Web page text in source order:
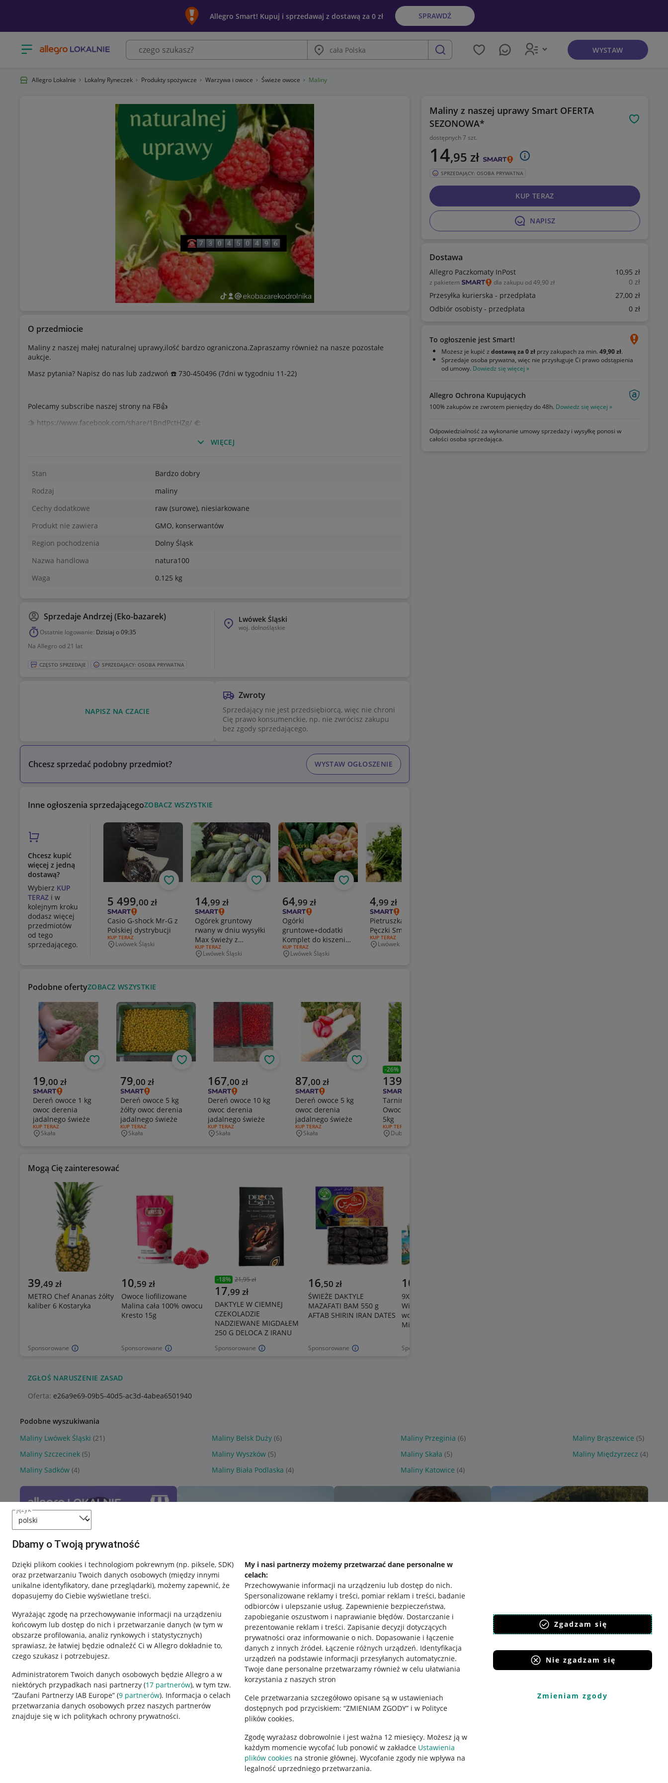
język
Dbamy o Twoją prywatność
Dzięki plikom cookies i technologiom pokrewnym (np. piksele, SDK)
oraz przetwarzaniu Twoich danych osobowych (między innymi
unikalne identyfikatory, dane przeglądarki), możemy zapewnić, że
dopasujemy do Ciebie wyświetlane treści.
Wyrażając zgodę na przechowywanie informacji na urządzeniu
końcowym lub dostęp do nich i przetwarzanie danych (w tym w
obszarze profilowania, analiz rynkowych i statystycznych)
sprawiasz, że łatwiej będzie odnaleźć Ci w Allegro dokładnie to,
czego szukasz i potrzebujesz.
Administratorem Twoich danych osobowych będzie Allegro a w
niektórych przypadkach nasi partnerzy (17 partnerów), w tym tzw.
“Zaufani Partnerzy IAB Europe” (9 partnerów). Informacja o celach
przetwarzania danych osobowych przez naszych partnerów
znajduje się w ich politykach ochrony prywatności.
My i nasi partnerzy możemy przetwarzać dane personalne w
celach:
Przechowywanie informacji na urządzeniu lub dostęp do nich.
Spersonalizowane reklamy i treści, pomiar reklam i treści, badanie
odbiorców i ulepszanie usług. Zapewnienie bezpieczeństwa,
zapobieganie oszustwom i naprawianie błędów. Dostarczanie i
prezentowanie reklam i treści. Zapisanie decyzji dotyczących
prywatności oraz informowanie o nich. Dopasowanie i łączenie
danych z innych źródeł. Łączenie różnych urządzeń. Identyfikacja
urządzeń na podstawie informacji przesyłanych automatycznie.
Twoje dane personalne przetwarzamy również w celu ułatwiania
korzystania z naszych stron
Cele przetwarzania szczegółowo opisane są w ustawieniach
dostępnych pod przyciskiem: “ZMIENIAM ZGODY” i w Polityce
plików cookies.
Zgodę wyrażasz dobrowolnie i jest ważna 12 miesięcy. Możesz ją w
każdym momencie wycofać lub ponowić w zakładce Ustawienia
plików cookies na stronie głównej. Wycofanie zgody nie wpływa na
legalność uprzedniego przetwarzania.
Zgadzam się
Nie zgadzam się
Zmieniam zgody
Allegro Smart! Kupuj i sprzedawaj z dostawą za 0 zł SPRAWDŹ
Otwórz menu z kategoriami
Miasto
szukaj
WYSTAW
Maliny z naszej uprawy Smart OFERTA
SEZONOWA*
Obserwuj
dostępnych 7 szt.
14,95 zł
SPRZEDAJĄCY: OSOBA PRYWATNA
NAPISZ
KUP TERAZ
Dostawa
Allegro Paczkomaty InPost 10,95 zł
z pakietem dla zakupu od 49,90 zł 0 zł
Przesyłka kurierska - przedpłata
27,00 zł
Odbiór osobisty - przedpłata
0 zł
To ogłoszenie jest Smart!
Możesz je kupić z dostawą za 0 zł przy zakupach za min. 49,90 zł.
Sprzedaje osoba prywatna, więc nie przysługuje Ci prawo odstąpienia
od umowy. Dowiedz się więcej »
Allegro Ochrona Kupujących
100% zakupów ze zwrotem pieniędzy do 48h. Dowiedz się więcej »
Odpowiedzialność za wykonanie umowy sprzedaży i wysyłkę ponosi w
całości osoba sprzedająca.
O przedmiocie
Maliny z naszej małej naturalnej uprawy,ilość bardzo ograniczona.Zapraszamy również na nasze pozostałe
aukcje.
Masz pytania? Napisz do nas lub zadzwoń ☎️ 730-450496 (7dni w tygodniu 11-22)
Polecamy subscribe naszej strony na FB👍
🫱 https://www.facebook.com/share/1BndPctHZg/ 🫲
Ważna informacja! Oferowane produkty pochodzą wyłącznie z naszego gospodarstwa i podlegają
sezonowości.W razie pytań prosimy o kontakt celem ustalenia dostępności oraz terminu dostawy. W przypadku
Agro Wojciechów
Nr. gospodarstwa rolnego:74642474
WNI: 021256155
*ofertę wysyłamy w sezonie,aktualny stan ,proszę przed zakupem ustalić z nami
WIĘCEJ
Stan
Bardzo dobry
Rodzaj
maliny
Cechy dodatkowe
raw (surowe), niesiarkowane
Produkt nie zawiera
GMO, konserwantów
Region pochodzenia
Dolny Śląsk
Nazwa handlowa
natura100
Waga
0.125 kg
SprzedajeAndrzej (Eko-bazarek)
Ostatnie logowanie: Dzisiaj o 09:35
Na Allegro od 21 lat
CZĘSTO SPRZEDAJE SPRZEDAJĄCY: OSOBA PRYWATNA
Lwówek Śląski
woj. dolnośląskie
NAPISZ NA CZACIE
Zwroty
Sprzedający nie jest przedsiębiorcą, więc nie chroni
Cię prawo konsumenckie, np. nie zwrócisz zakupu
bez zgody sprzedającego.
Inne ogłoszenia sprzedającegoZOBACZ WSZYSTKIE
Chcesz kupić
więcej z jedną
dostawą?
Wybierz KUP
TERAZ i w
kolejnym kroku
dodasz więcej
przedmiotów
od tego
sprzedającego.
Aktualna cena
5 499,00 zł
Casio G-shock Mr-G z
Polskiej dystrybucji
RODZAJ OFERTY:
KUP TERAZ
Miejscowość
Lwówek Śląski
Obserwuj
Aktualna cena
14,99 zł
Ogórek gruntowy
rwany w dniu wysyłki
Max świeży z
NATURALNEJ uprawy
RODZAJ OFERTY:
KUP TERAZ
Miejscowość
Lwówek Śląski
Obserwuj
Aktualna cena
64,99 zł
Ogórki
gruntowe+dodatki
Komplet do kiszenia
3KG
RODZAJ OFERTY:
KUP TERAZ
Miejscowość
Lwówek Śląski
Obserwuj
Aktualna cena
4,99 zł
Pietruszka naciowa
Pęczki Smart
RODZAJ OFERTY:
KUP TERAZ
Miejscowość
Lwówek Śląski
Podobne ofertyZOBACZ WSZYSTKIE
Aktualna cena
19,00 zł
Dereń owoce 1 kg
owoc derenia
jadalnego świeże
RODZAJ OFERTY:
KUP TERAZ
Miejscowość
Skała
Obserwuj
Aktualna cena
79,00 zł
Dereń owoce 5 kg
żółty owoc derenia
jadalnego świeże
RODZAJ OFERTY:
KUP TERAZ
Miejscowość
Skała
Obserwuj
Aktualna cena
167,00 zł
Dereń owoce 10 kg
owoc derenia
jadalnego świeże
RODZAJ OFERTY:
KUP TERAZ
Miejscowość
Skała
Obserwuj
Aktualna cena
87,00 zł
Dereń owoce 5 kg
owoc derenia
jadalnego świeże
RODZAJ OFERTY:
KUP TERAZ
Miejscowość
Skała
Obserwuj
Poprzednia cena
-26%
Aktualna cena
139
Tarnina Tarka Świeże
Owoce Owoc Śliwka
5kg
RODZAJ OFERTY:
KUP TERAZ
Miejscowość
Dubiecko
Mogą Cię zainteresować
Sponsorowane
39,49 zł
METRO Chef Ananas żółty
kaliber 6 Kostaryka
Sponsorowane
10,59 zł
Owoce liofilizowane
Malina cała 100% owocu
Kresto 15g
Sponsorowane
-18% 21,95 zł
17,99 zł
DAKTYLE W CIEMNEJ
CZEKOLADZIE
NADZIEWANE MIGDAŁEM
250 G DELOCA Z IRANU
Sponsorowane
16,50 zł
ŚWIEŻE DAKTYLE
MAZAFATI BAM 550 g
AFTAB SHIRIN IRAN DATES
Sponsorowane
109
9X MŁODY KOKOS z
Wietnamu Naturalna
woda kokosowa i ŚWIEŻY
Miąższ
Allegro Lokalnie Lokalny Ryneczek Produkty spożywcze Warzywa i owoce Świeże owoce Maliny
Chcesz sprzedać podobny przedmiot? WYSTAW OGŁOSZENIE
ZGŁOŚ NARUSZENIE ZASAD
Oferta: e26a9e69-09b5-40d5-ac3d-4abea6501940
Podobne wyszukiwania
Maliny Lwówek Śląski (21) Maliny Belsk Duży (6) Maliny Przeginia (6) Maliny Brąszewice (5)
Maliny Szczecinek (5) Maliny Wyszków (5) Maliny Skała (5) Maliny Międzyrzecz (4)
Maliny Sadków (4) Maliny Biała Podlaska (4) Maliny Katowice (4)
Nawigacja
Przydatne informacje
Jak to działa
Napisz do nas
Allegro Gadane dla sprzedających
Regulamin
Polityka plików "cookies"
Ustawienia plików "cookies"
Udostępnianie lokalizacji
Informacje dla Aktu o Usługach Cyfrowych
Pobierz aplikację